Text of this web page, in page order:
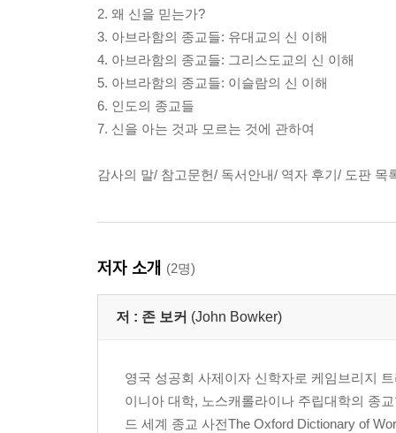
2. 왜 신을 믿는가?
3. 아브라함의 종교들: 유대교의 신 이해
4. 아브라함의 종교들: 그리스도교의 신 이해
5. 아브라함의 종교들: 이슬람의 신 이해
6. 인도의 종교들
7. 신을 아는 것과 모르는 것에 관하여
감사의 말/ 참고문헌/ 독서안내/ 역자 후기/ 도판 목
저자 소개 (2명)
저 : 존 보커 (John Bowker)
영국 성공회 사제이자 신학자로 케임브리지
이니아 대학, 노스캐롤라이나 주립대학의 종
드 세계 종교 사전The Oxford Dictionary of